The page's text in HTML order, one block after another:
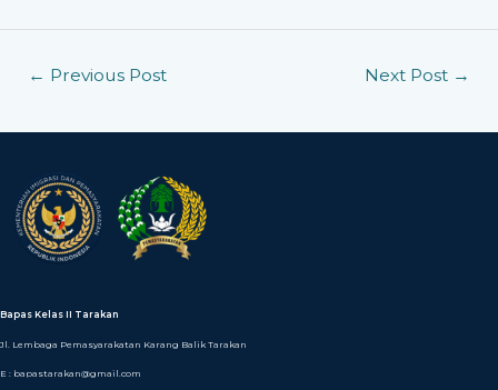
← Previous Post Next Post →
Bapas Kelas II Tarakan
Jl. Lembaga Pemasyarakatan Karang Balik Tarakan
E : bapastarakan@gmail.com